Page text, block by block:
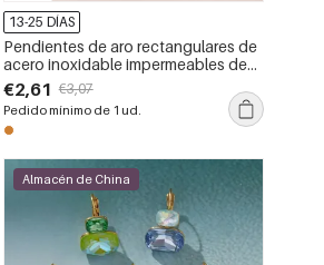
13-25 DÍAS
Pendientes de aro rectangulares de
acero inoxidable impermeables de
color dorado para mujer.
€2,61 €3,07
Pedido mínimo de 1 ud.
Almacén de China